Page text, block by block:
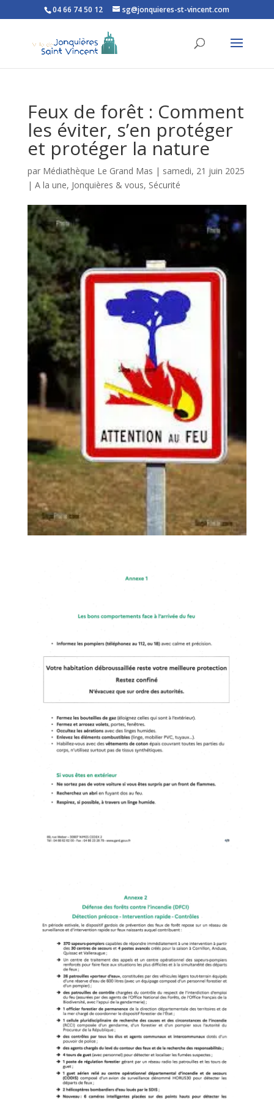
Ouvrir la barre d’outils
04 66 74 50 12 sg@jonquieres-st-vincent.com
Feux de forêt : Comment
les éviter, s’en protéger
et protéger la nature
par Médiathèque Le Grand Mas | samedi, 21 juin 2025
| A la une, Jonquières & vous, Sécurité